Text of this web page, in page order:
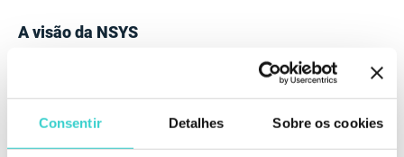
Consentir Detalhes Sobre os cookies
A visão da NSYS
Na NSYS, trabalhamos com empresas que processam
milhares de dispositivos todos os meses. Nossos
clientes relatam que os processos de diagnóstico
estruturados separam as operações lucrativas das